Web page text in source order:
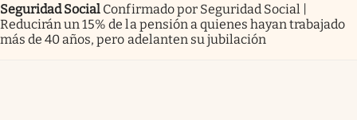
Seguridad Social Confirmado por Seguridad Social |
Reducirán un 15% de la pensión a quienes hayan trabajado
más de 40 años, pero adelanten su jubilación